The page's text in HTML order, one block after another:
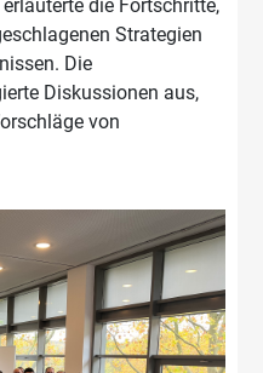
die Fortschritte,
Strategien
Die
Diskussionen aus,
von